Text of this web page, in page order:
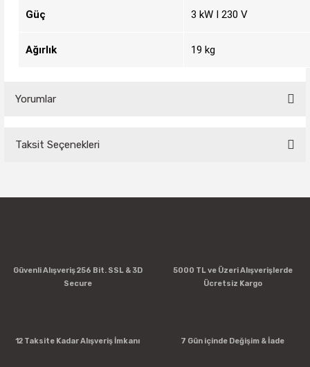
Güç 3 kW I 230 V
Ağırlık 19 kg
Yorumlar
Yorum Yaz
Taksit Seçenekleri
Güvenli Alışveriş 256 Bit. SSL & 3D
Secure
5000 TL ve Üzeri Alışverişlerde
Ücretsiz Kargo
12 Taksite Kadar Alışveriş İmkanı 7 Gün içinde Değişim & İade